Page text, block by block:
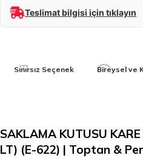
Teslimat bilgisi için tıklayın
Sınırsız Seçenek Bireysel ve
SAKLAMA KUTUSU
LT) (E-622) | Toptan &